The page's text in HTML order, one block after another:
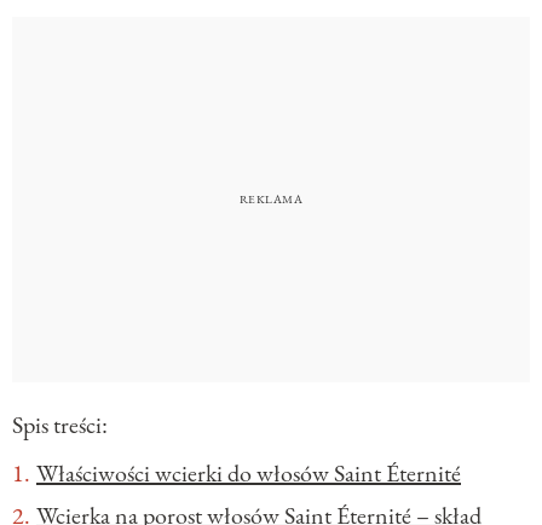
Spis treści:
Właściwości wcierki do włosów Saint Éternité
Wcierka na porost włosów Saint Éternité – skład